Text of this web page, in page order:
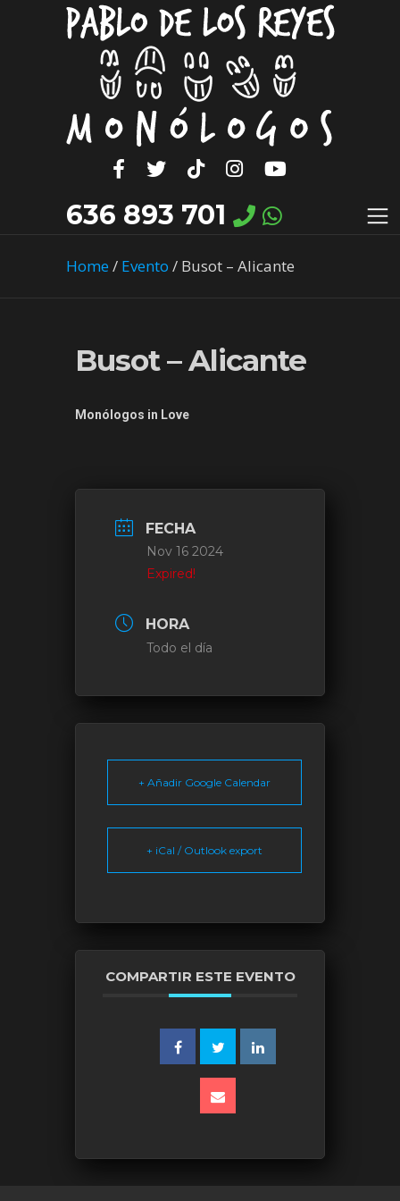
636 893 701
Home/ Evento / Busot – Alicante
Busot – Alicante
Monólogos in Love
FECHA
Nov 16 2024
Expired!
HORA
Todo el día
+ Añadir Google Calendar
+ iCal / Outlook export
COMPARTIR ESTE EVENTO